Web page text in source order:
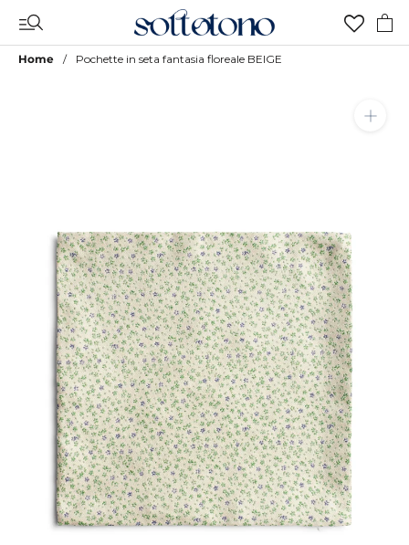
contenuto
Home Pochette in seta fantasia floreale BEIGE